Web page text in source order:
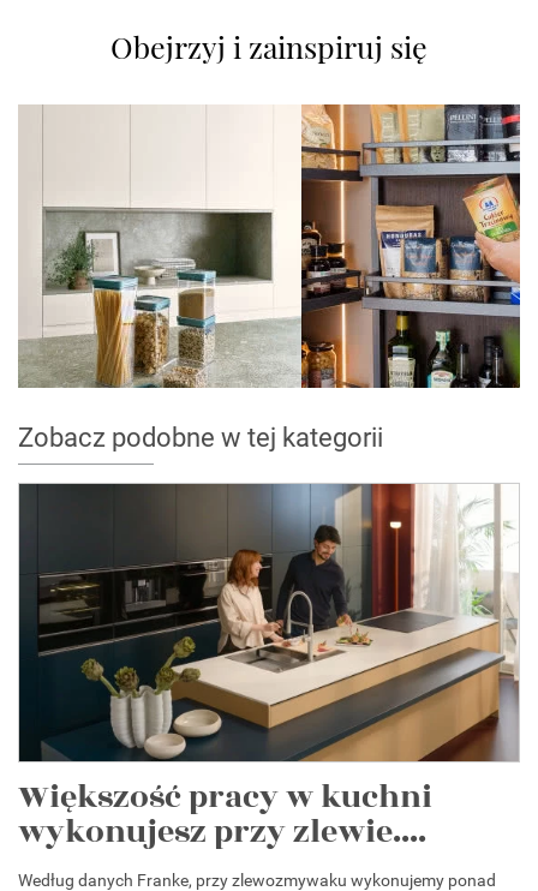
Obejrzyj i zainspiruj się
Zobacz podobne w tej kategorii
Większość pracy w kuchni
wykonujesz przy zlewie....
Według danych Franke, przy zlewozmywaku wykonujemy ponad